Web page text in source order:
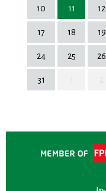
10 11 12
17 18 19
24 25 26
31